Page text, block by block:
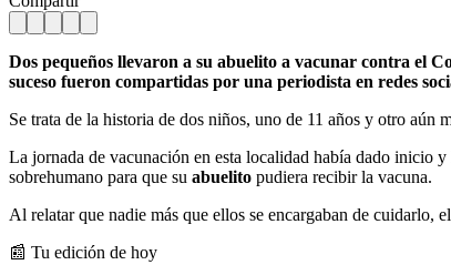
Dos pequeños llevaron a su abuelito a vacunar contra el
suceso fueron compartidas por una periodista en redes
Se trata de la historia de dos niños, uno de 11 años y otro aún
La jornada de vacunación en esta localidad había dado inicio
sobrehumano para que su abuelito pudiera recibir la vacuna.
Al relatar que nadie más que ellos se encargaban de cuidarlo,
📰 Tu edición de hoy